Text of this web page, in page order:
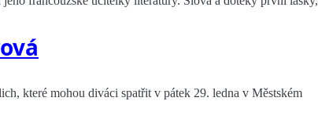
které mohou diváci spatřit v pátek 29. ledna v Městském